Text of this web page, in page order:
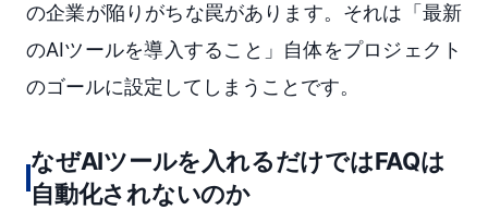
の企業が陥りがちな罠があります。それは「最新
のAIツールを導入すること」自体をプロジェクト
のゴールに設定してしまうことです。
なぜAIツールを入れるだけではFAQは
自動化されないのか